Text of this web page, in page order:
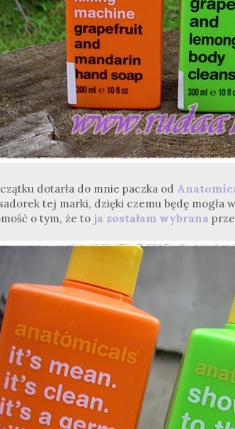
dotarła do mnie paczka od
tej marki, dzięki czemu będę mogła
o tym, że to ja zostałam wybrana